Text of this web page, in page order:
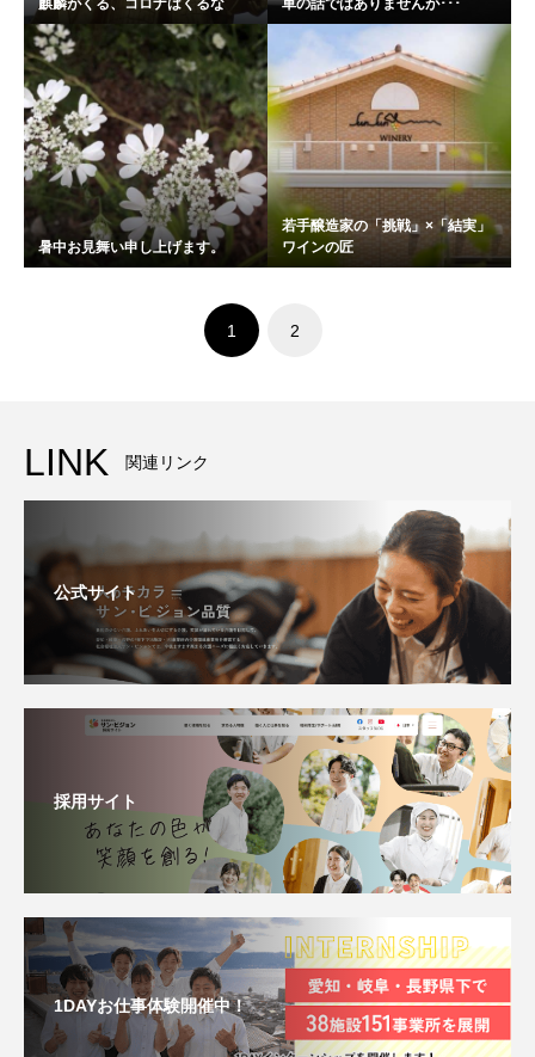
麒麟がくる、コロナはくるな 車の話ではありませんが･･･
暑中お見舞い申し上げます。
若手醸造家の「挑戦」×「結実」
ワインの匠
1 2
LINK 関連リンク
公式サイト
採用サイト
1DAYお仕事体験開催中！